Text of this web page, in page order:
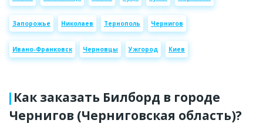
Запорожье Николаев Тернополь Чернигов
Ивано-Франковск Черновцы Ужгород Киев
Как заказать Билборд в городе
Чернигов (Черниговская область)?